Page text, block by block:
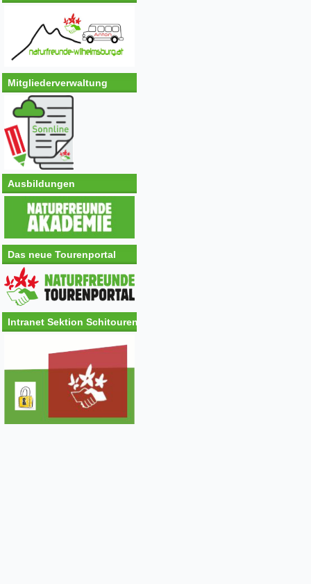
Mitgliederverwaltung
Ausbildungen
Das neue Tourenportal
Intranet Sektion Schitouren